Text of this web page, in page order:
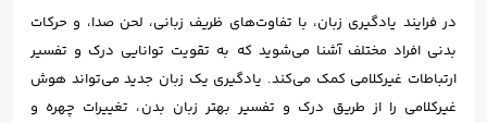
در فرایند یادگیری زبان، با تفاوت‌های ظریف زبانی، لحن صدا، و حرکات
بدنی افراد مختلف آشنا می‌شوید که به تقویت توانایی درک و تفسیر
ارتباطات غیرکلامی کمک می‌کند. یادگیری یک زبان جدید می‌تواند هوش
غیرکلامی را از طریق درک و تفسیر بهتر زبان بدن، تغییرات چهره و